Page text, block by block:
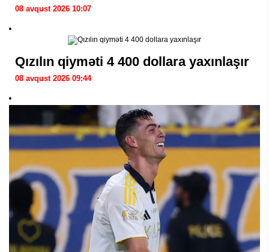
08 avqust 2026 10:07
Qızılın qiyməti 4 400 dollara yaxınlaşır
08 avqust 2026 09:44